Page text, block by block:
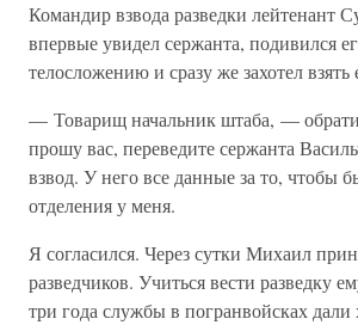
Командир взвода разведки лейтенант
впервые увидел сержанта, подивился
телосложению и сразу же захотел взять
— Товарищ начальник штаба, —
прошу вас, переведите сержанта
взвод. У него все данные за то, чтобы
отделения у меня.
Я согласился. Через сутки Михаил
разведчиков. Учиться вести разведку
три года службы в погранвойсках